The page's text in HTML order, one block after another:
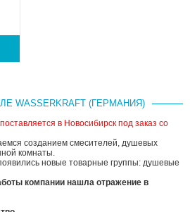
WASSERKRAFT (ГЕРМАНИЯ)
в Новосибирск под заказ со
созданием смесителей, душевых
комнаты.
новые товарные группы: душевые
компании нашла отражение в